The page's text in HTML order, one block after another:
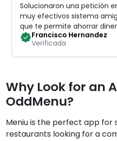
Solucionaron una petición
muy efectivos sistema
que te permite ahorrar
Francisco Hernandez
Verificada
Why Look for an
OddMenu?
Meniu is the perfect app for
restaurants looking for a